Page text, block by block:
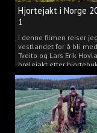
Hjortejakt i Norge
1
I denne filmen reiser
vestlandet for å bli
Tveito og Lars Erik
brølejakt etter